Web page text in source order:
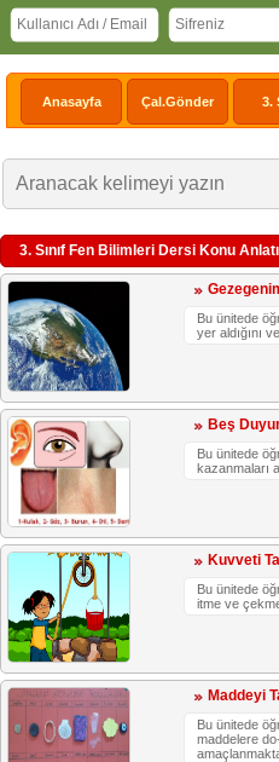
Anasayfa Çal.Gönder 3.
3. Sınıf Fen Bilimleri Dersi Konu
Bu ünitede
yer aldığını
Beş
Bu ünitede
kazanmaları
Kuvveti
Bu ünitede
itme ve
Maddeyi
Bu ünitede
maddelere